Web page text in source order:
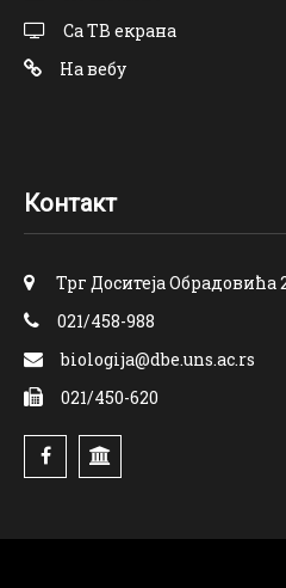
Са ТВ екрана
На вебу
Контакт
Трг Доситеја Обрадовића
021/458-988
biologija@dbe.uns.ac.rs
021/450-620